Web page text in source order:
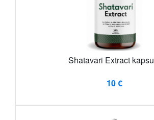
Shatavari Extract
10 €